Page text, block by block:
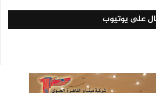
على يوتيوب